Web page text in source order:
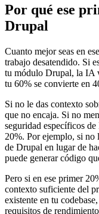
Por qué ese
Drupal
Cuanto mejor seas en
trabajo desatendido. Si
tu módulo Drupal, la IA
tu 60% se convierte en
Si no le das contexto
que no encaja. Si no
seguridad específicos
20%. Por ejemplo, si no
de Drupal en lugar de
puede generar código
Pero si en ese primer
contexto suficiente del
existente en tu
requisitos de